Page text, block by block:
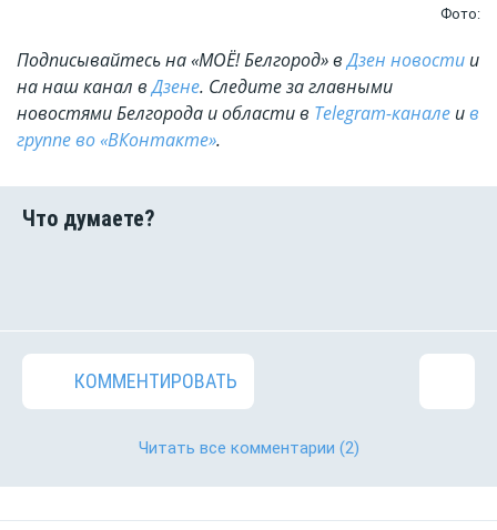
Фото:
Подписывайтесь на «МОЁ! Белгород» вДзен новости и
на наш канал вДзене. Cледите за главными
новостями Белгорода и области в Telegram-канале ив
группе во «ВКонтакте».
КОММЕНТИРОВАТЬ
Читать все комментарии (2)